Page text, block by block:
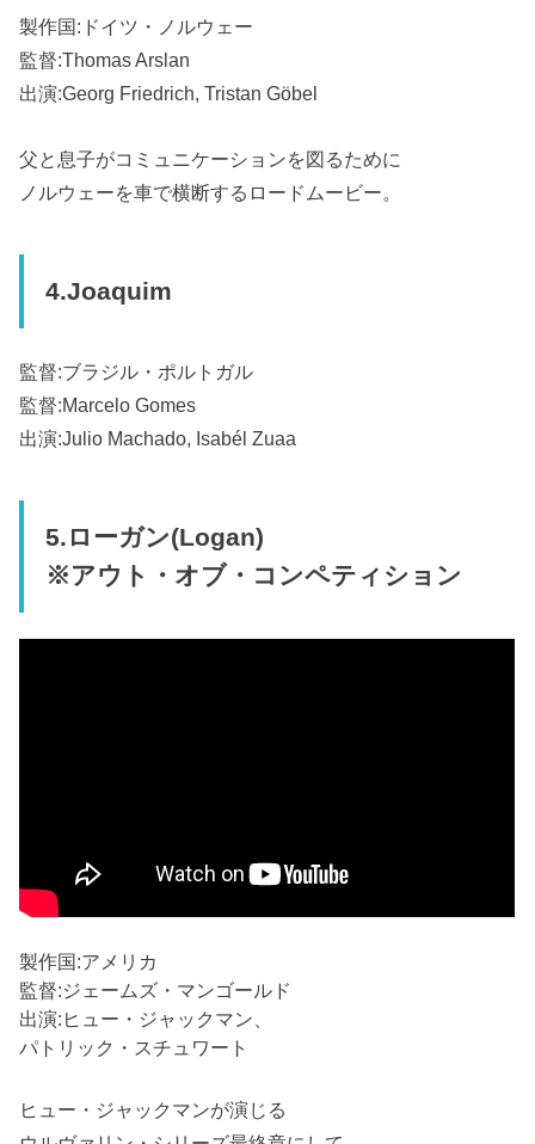
製作国:ドイツ・ノルウェー
監督:Thomas Arslan
出演:Georg Friedrich, Tristan Göbel
父と息子がコミュニケーションを図るために
ノルウェーを車で横断するロードムービー。
4.Joaquim
監督:ブラジル・ポルトガル
監督:Marcelo Gomes
出演:Julio Machado, Isabél Zuaa
5.ローガン(Logan)
※アウト・オブ・コンペティション
製作国:アメリカ
監督:ジェームズ・マンゴールド
出演:ヒュー・ジャックマン、
パトリック・スチュワート
ヒュー・ジャックマンが演じる